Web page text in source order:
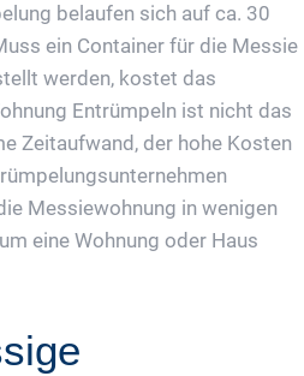
belaufen sich auf ca. 30
ein Container für die Messie
werden, kostet das
Entrümpeln ist nicht das
Zeitaufwand, der hohe Kosten
Messiewohnung in wenigen
eine Wohnung oder Haus